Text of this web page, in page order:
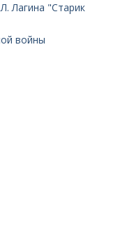
Лагина "Старик
войны